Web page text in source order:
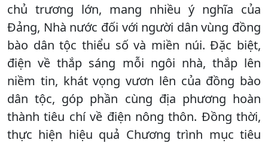
chủ trương lớn, mang nhiều ý nghĩa của
Đảng, Nhà nước đối với người dân vùng đồng
bào dân tộc thiểu số và miền núi. Đặc biệt,
điện về thắp sáng mỗi ngôi nhà, thắp lên
niềm tin, khát vọng vươn lên của đồng bào
dân tộc, góp phần cùng địa phương hoàn
thành tiêu chí về điện nông thôn. Đồng thời,
thực hiện hiệu quả Chương trình mục tiêu